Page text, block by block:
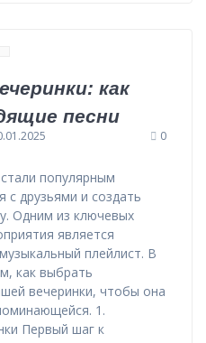
как
песни
0
популярным
с друзьями и создать
Одним из ключевых
является
плейлист. В
как выбрать
вечеринки, чтобы она
1.
Первый шаг к